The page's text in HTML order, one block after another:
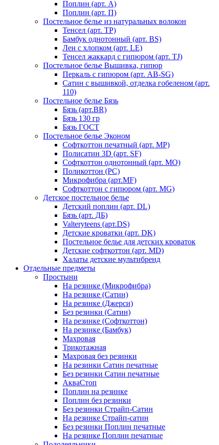
Поплин (арт. А)
Поплин (арт. П)
Постельное белье из натуральных волокон
Тенсел (арт. ТР)
Бамбук однотонный (арт. BS)
Лен с хлопком (арт. LE)
Тенсел жаккард с гипюром (арт. TJ)
Постельное белье Вышивка, гипюр
Перкаль с гипюром (арт. AB-SG)
Сатин с вышивкой, отделка гобеленом (арт.
110)
Постельное белье Бязь
Бязь (арт.BR)
Бязь 130 гр
Бязь ГОСТ
Постельное белье Эконом
Софткоттон печатный (арт. MР)
Полисатин 3D (арт. SF)
Софткоттон однотонный (арт. MO)
Поликоттон (PC)
Микрофибра (арт.MF)
Софткоттон с гипюром (арт. MG)
Детское постельное белье
Детский поплин (арт. DL)
Бязь (арт. ДБ)
Valteryteens (арт.DS)
Детские кроватки (арт. DK)
Постельное белье для детских кроваток
Детские софткоттон (арт. MD)
Халаты детские мультибренд
Отдельные предметы
Простыни
На резинке (Микрофибра)
На резинке (Сатин)
На резинке (Джерси)
Без резинки (Сатин)
На резинке (Софткоттон)
На резинке (Бамбук)
Махровая
Трикотажная
Махровая без резинки
На резинки Сатин печатные
Без резинки Сатин печатные
АкваСтоп
Поплин на резинке
Поплин без резинки
Без резинки Страйп-Сатин
На резинке Страйп-сатин
Без резинки Поплин печатные
На резинке Поплин печатные